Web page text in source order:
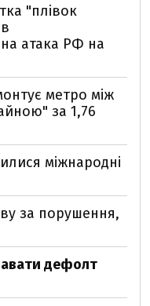
"плівок
атака РФ на
метро між
за 1,76
міжнародні
за порушення,
дефолт